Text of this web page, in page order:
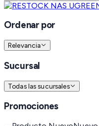
Ordenar por
Relevancia
Sucursal
Todas las sucursales
Promociones